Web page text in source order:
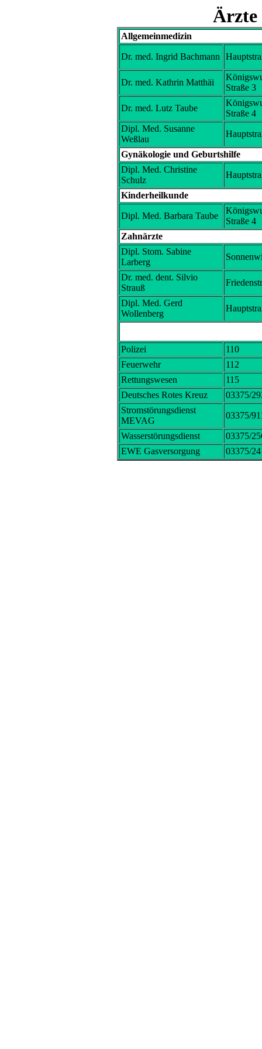
Ärzte
Allgemeinmedizin
Dr. med. Ingrid Bachmann
Dr. med. Kathrin Matthäi
Straße 3
Dr. med. Lutz Taube
Straße 4
Dipl. Med. Susanne
Weßlau
Gynäkologie und Geburtshilfe
Dipl. Med. Christine
Schulz
Kinderheilkunde
Dipl. Med. Barbara Taube
Straße 4
Zahnärzte
Dipl. Stom. Sabine
Larberg
Dr. med. dent. Silvio
Strauß
Dipl. Med. Gerd
Wollenberg
Polizei
110
Feuerwehr
112
Rettungswesen
115
Deutsches Rotes Kreuz
03375/
Stromstörungsdienst
MEVAG
03375/
Wasserstörungsdienst
03375/
EWE Gasversorgung
03375/